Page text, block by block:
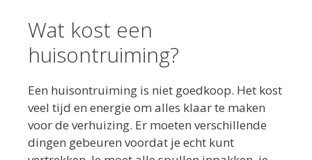
Wat kost een
huisontruiming?
Een huisontruiming is niet goedkoop. Het kost
veel tijd en energie om alles klaar te maken
voor de verhuizing. Er moeten verschillende
dingen gebeuren voordat je echt kunt